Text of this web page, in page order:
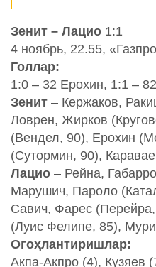
Зенит – Лацио 1:1
4 ноябрь, 22.55,
Голлар:
1:0 – 32 Ерохин, 1:1 –
Зенит – Кержаков,
Ловрен, Жирков
(Вендел, 90), Ерохин
(Сутормин, 90),
Лацио – Рейна,
Марушич, Пароло
Савич, Фарес
(Луис Фелипе, 85),
Огоҳлантиришлар:
Акпа-Акпро (4), Кузяев